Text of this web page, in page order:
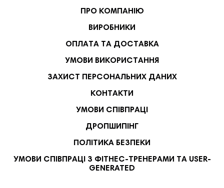
ПРО КОМПАНІЮ
ВИРОБНИКИ
ОПЛАТА ТА ДОСТАВКА
УМОВИ ВИКОРИСТАННЯ
ЗАХИСТ ПЕРСОНАЛЬНИХ ДАНИХ
КОНТАКТИ
УМОВИ СПІВПРАЦІ
ДРОПШИПІНГ
ПОЛІТИКА БЕЗПЕКИ
УМОВИ СПІВПРАЦІ З ФІТНЕС-ТРЕНЕРАМИ ТА USER-
GENERATED